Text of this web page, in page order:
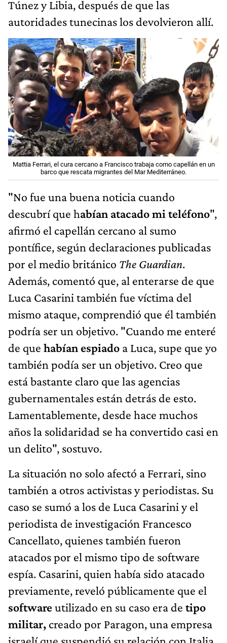
Túnez y Libia, después de que las
autoridades tunecinas los devolvieron allí.
Mattia Ferrari, el cura cercano a Francisco trabaja como capellán en un
barco que rescata migrantes del Mar Mediterráneo.
"No fue una buena noticia cuando
descubrí que habían atacado mi teléfono",
afirmó el capellán cercano al sumo
pontífice, según declaraciones publicadas
por el medio británico The Guardian.
Además, comentó que, al enterarse de que
Luca Casarini también fue víctima del
mismo ataque, comprendió que él también
podría ser un objetivo. "Cuando me enteré
de que habían espiado a Luca, supe que yo
también podía ser un objetivo. Creo que
está bastante claro que las agencias
gubernamentales están detrás de esto.
Lamentablemente, desde hace muchos
años la solidaridad se ha convertido casi en
un delito", sostuvo.
La situación no solo afectó a Ferrari, sino
también a otros activistas y periodistas. Su
caso se sumó a los de Luca Casarini y el
periodista de investigación Francesco
Cancellato, quienes también fueron
atacados por el mismo tipo de software
espía. Casarini, quien había sido atacado
previamente, reveló públicamente que el
softwareutilizado en su caso era de tipo
militar, creado por Paragon, una empresa